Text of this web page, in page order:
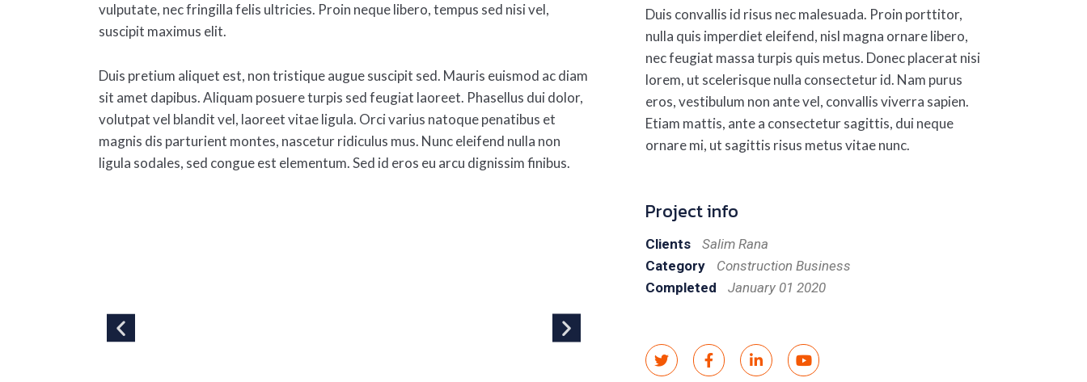
vulputate, nec fringilla felis ultricies. Proin neque libero, tempus sed nisi vel,
suscipit maximus elit.
Duis pretium aliquet est, non tristique augue suscipit sed. Mauris euismod ac diam
sit amet dapibus. Aliquam posuere turpis sed feugiat laoreet. Phasellus dui dolor,
volutpat vel blandit vel, laoreet vitae ligula. Orci varius natoque penatibus et
magnis dis parturient montes, nascetur ridiculus mus. Nunc eleifend nulla non
ligula sodales, sed congue est elementum. Sed id eros eu arcu dignissim finibus.
Duis convallis id risus nec malesuada. Proin porttitor,
nulla quis imperdiet eleifend, nisl magna ornare libero,
nec feugiat massa turpis quis metus. Donec placerat nisi
lorem, ut scelerisque nulla consectetur id. Nam purus
eros, vestibulum non ante vel, convallis viverra sapien.
Etiam mattis, ante a consectetur sagittis, dui neque
ornare mi, ut sagittis risus metus vitae nunc.
Project info
Clients
Salim Rana
Category
Construction Business
Completed
January 01 2020